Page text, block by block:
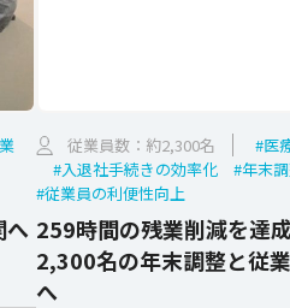
へ
従業員数：約2,300名 #医
#入退社手続きの効率化
#年末
#従業員の利便性向上
259時間の残業削減を達
2,300名の年末調整と従
へ